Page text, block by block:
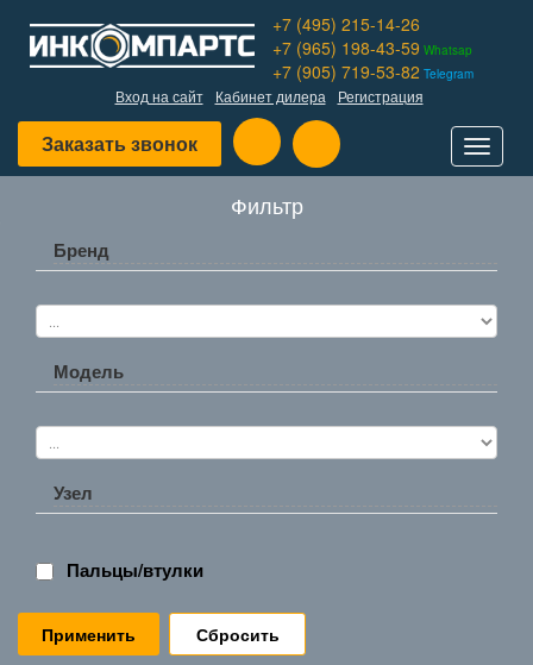
+7 (495) 215-14-26
+7 (965) 198-43-59 Whatsap
+7 (905) 719-53-82 Telegram
Вход на сайт Кабинет дилера Регистрация
Заказать звонок
Toggle
Фильтр
Бренд
Модель
Узел
Пальцы/втулки
Сбросить